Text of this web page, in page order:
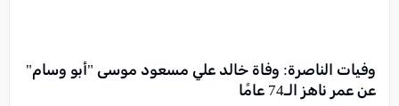
وفيات الناصرة: وفاة خالد علي مسعود موسى "أبو وسام"
عن عمر ناهز الـ74 عامًا